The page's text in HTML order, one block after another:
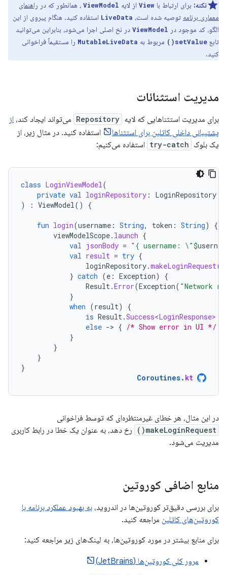
نکته: برای ارتباط با View از لایه ViewModel ، همانطور که در راهنمای
معماری برنامه توصیه شده است، LiveData استفاده کنید. هنگام پیروی از این
الگو، کد موجود در ViewModel در نخ اصلی اجرا می‌شود، بنابراین می‌توانید
تابع setValue() مربوط به MutableLiveData را مستقیماً فراخوانی
کنید.
مدیریت استثنائات
برای مدیریت استثناهایی که لایه Repository می‌تواند ایجاد کند، از
پشتیبانی داخلی کاتلین برای استثناها
استفاده کنید. در مثال زیر، از
یک بلوک try-catch استفاده می‌کنیم:
class LoginViewModel(
private val loginRepository :
LoginRepository
)
: ViewModel() {
fun login(username : String, token : String)
{
viewModelScope. launch {
val jsonBody = "{ username: \"$
val result = try {
loginRepository.makeLoginRequest(
} catch (e : Exception)
{
Result.Error(Exception( "Network
}
when (result)
{
is Result.Success<LoginResponse>
else -> { /* Show error in UI */
}
}
}
}
Coroutines. kt
در این مثال، هر خطای غیرمنتظره‌ای که توسط فراخوانی
makeLoginRequest()
رخ دهد، به عنوان یک خطا در رابط کاربری
مدیریت می‌شود.
منابع اضافی کوروتین
برای بررسی دقیق‌تر کوروتین‌ها در اندروید، به بهبود عملکرد برنامه با
کوروتین‌های کاتلین مراجعه کنید.
برای منابع بیشتر در مورد کوروتین‌ها، به لینک‌های زیر مراجعه کنید:
مرور کلی کوروتین‌ها (JetBrains)